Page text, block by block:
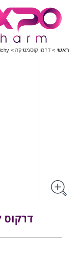
ראשי > דרמו קוסמטיקה >
דרקוס